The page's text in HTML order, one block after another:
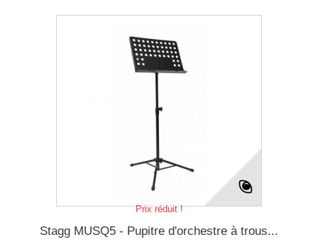
Prix réduit !
Stagg MUSQ5 - Pupitre d'orchestre à trous...